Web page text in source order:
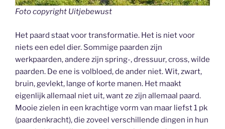
Foto copyright Uitjebewust
Het paard staat voor transformatie. Het is niet voor
niets een edel dier. Sommige paarden zijn
werkpaarden, andere zijn spring-, dressuur, cross, wilde
paarden. De ene is volbloed, de ander niet. Wit, zwart,
bruin, gevlekt, lange of korte manen. Het maakt
eigenlijk allemaal niet uit, want ze zijn allemaal paard.
Mooie zielen in een krachtige vorm van maar liefst 1 pk
(paardenkracht), die zoveel verschillende dingen in hun